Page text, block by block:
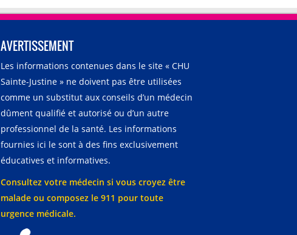
AVERTISSEMENT
Les informations contenues dans le site « CHU
Sainte-Justine » ne doivent pas être utilisées
comme un substitut aux conseils d’un médecin
dûment qualifié et autorisé ou d’un autre
professionnel de la santé. Les informations
fournies ici le sont à des fins exclusivement
éducatives et informatives.
Consultez votre médecin si vous croyez être
malade ou composez le 911 pour toute
urgence médicale.